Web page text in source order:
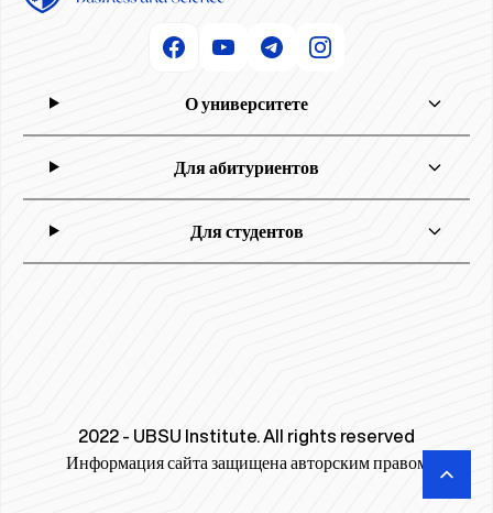
О университете
Для абитуриентов
Для студентов
2022 - UBSU Institute. All rights reserved
Информация сайта защищена авторским правом